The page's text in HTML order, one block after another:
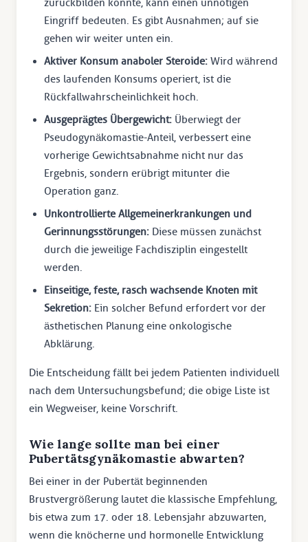
zurückbilden könnte, kann einen unnötigen
Eingriff bedeuten. Es gibt Ausnahmen; auf sie
gehen wir weiter unten ein.
Aktiver Konsum anaboler Steroide: Wird während
des laufenden Konsums operiert, ist die
Rückfallwahrscheinlichkeit hoch.
Ausgeprägtes Übergewicht: Überwiegt der
Pseudogynäkomastie-Anteil, verbessert eine
vorherige Gewichtsabnahme nicht nur das
Ergebnis, sondern erübrigt mitunter die
Operation ganz.
Unkontrollierte Allgemeinerkrankungen und
Gerinnungsstörungen: Diese müssen zunächst
durch die jeweilige Fachdisziplin eingestellt
werden.
Einseitige, feste, rasch wachsende Knoten mit
Sekretion: Ein solcher Befund erfordert vor der
ästhetischen Planung eine onkologische
Abklärung.
Die Entscheidung fällt bei jedem Patienten individuell
nach dem Untersuchungsbefund; die obige Liste ist
ein Wegweiser, keine Vorschrift.
Wie lange sollte man bei einer
Pubertätsgynäkomastie abwarten?
Bei einer in der Pubertät beginnenden
Brustvergrößerung lautet die klassische Empfehlung,
bis etwa zum 17. oder 18. Lebensjahr abzuwarten,
wenn die knöcherne und hormonelle Entwicklung